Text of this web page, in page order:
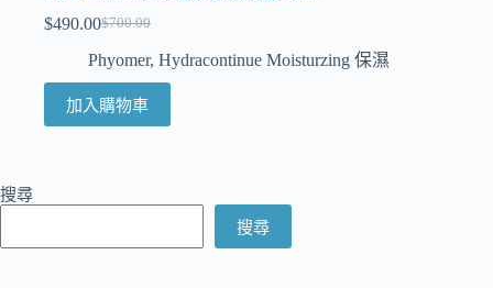
$700.00
$490.00
Phyomer, Hydracontinue Moisturzing 保濕
加入購物車
搜尋
搜尋